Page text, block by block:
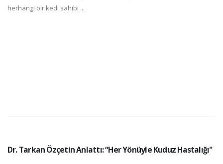
herhangi bir kedi sahibi ...
Dr. Tarkan Özçetin Anlattı: “Her Yönüyle Kuduz Hastalığı"